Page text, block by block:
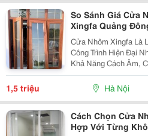
So Sánh Giá Cửa
Xingfa Quảng
Cửa Nhôm Xingfa Là
Công Trình Hiện Đại
Khả Năng Cách Âm,
Trên Thị Trường Hiện
Biến: Cửa Nhôm
Khẩu...
1,5 triệu Hà Nội
Cách Chọn Cửa
Hợp Với Từng